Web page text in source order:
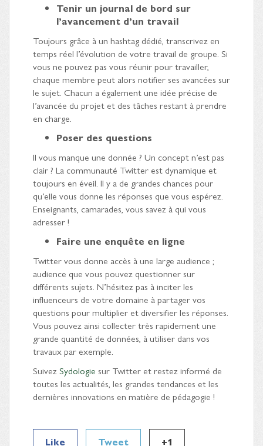
Tenir un journal de bord sur
l’avancement d’un travail
Toujours grâce à un hashtag dédié, transcrivez en
temps réel l’évolution de votre travail de groupe. Si
vous ne pouvez pas vous réunir pour travailler,
chaque membre peut alors notifier ses avancées sur
le sujet. Chacun a également une idée précise de
l’avancée du projet et des tâches restant à prendre
en charge.
Poser des questions
Il vous manque une donnée ? Un concept n’est pas
clair ? La communauté Twitter est dynamique et
toujours en éveil. Il y a de grandes chances pour
qu’elle vous donne les réponses que vous espérez.
Enseignants, camarades, vous savez à qui vous
adresser !
Faire une enquête en ligne
Twitter vous donne accès à une large audience ;
audience que vous pouvez questionner sur
différents sujets. N’hésitez pas à inciter les
influenceurs de votre domaine à partager vos
questions pour multiplier et diversifier les réponses.
Vous pouvez ainsi collecter très rapidement une
grande quantité de données, à utiliser dans vos
travaux par exemple.
SuivezSydologie sur Twitter et restez informé de
toutes les actualités, les grandes tendances et les
dernières innovations en matière de pédagogie !
Like Tweet +1